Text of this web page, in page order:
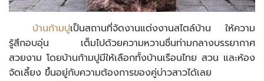
บ้านก้ามปูเป็นสถานที่จัดงานแต่งงานสไตล์บ้าน ให้ความ
รู้สึกอบอุ่น เต็มไปด้วยความหวานชื่นท่ามกลางบรรยากาศ
สวยงาม โดยบ้านก้ามปูมีให้เลือกทั้งบ้านเรือนไทย สวน และห้อง
จัดเลี้ยง ขึ้นอยู่กับความต้องการของคู่บ่าวสาวได้เลย